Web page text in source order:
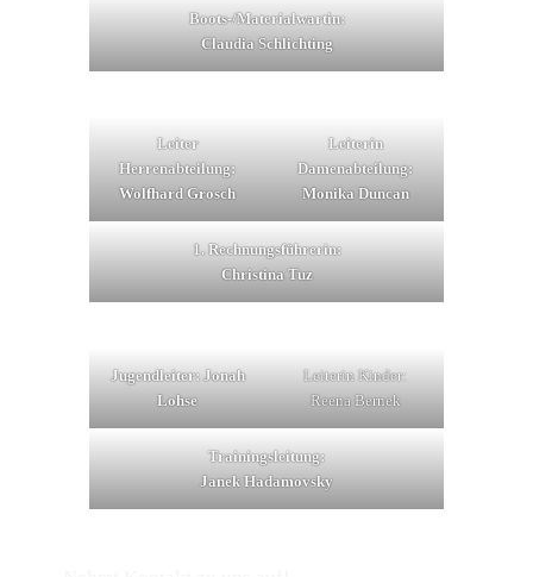
Boots-/Materialwartin:
Claudia Schlichting
Leiter
Herrenabteilung:
Wolfhard Grosch
Leiterin
Damenabteilung:
Monika Duncan
1. Rechnungsführerin:
Christina Tuz
Jugendleiter: Jonah
Lohse
Leiterin Kinder:
Reena Bernek
Trainingsleitung:
Janek Hadamovsky